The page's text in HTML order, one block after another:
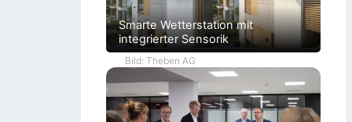
Smarte Wetterstation mit
integrierter Sensorik
Bild: Theben AG